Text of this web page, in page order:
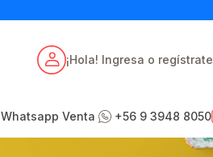
¡Hola! Ingresa o regístrate
Whatsapp Venta +56 9 3948 8050